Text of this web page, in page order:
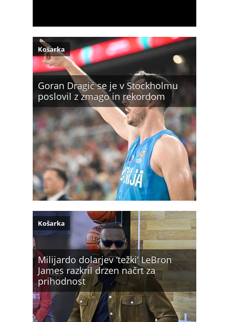
Goran Dragić se je v Stockholmu
poslovil z zmago in rekordom
Košarka
Milijardo dolarjev ‘težki’ LeBron
James razkril drzen načrt za
prihodnost
Košarka